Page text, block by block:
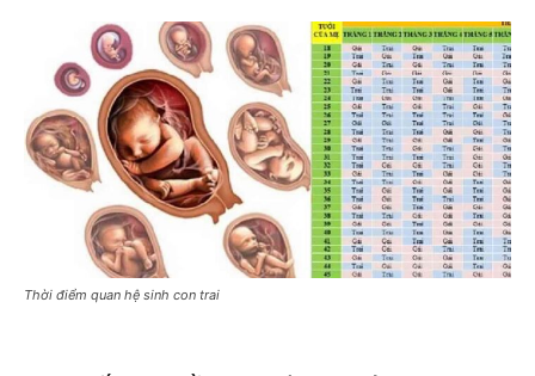
Thời điểm quan hệ sinh con trai